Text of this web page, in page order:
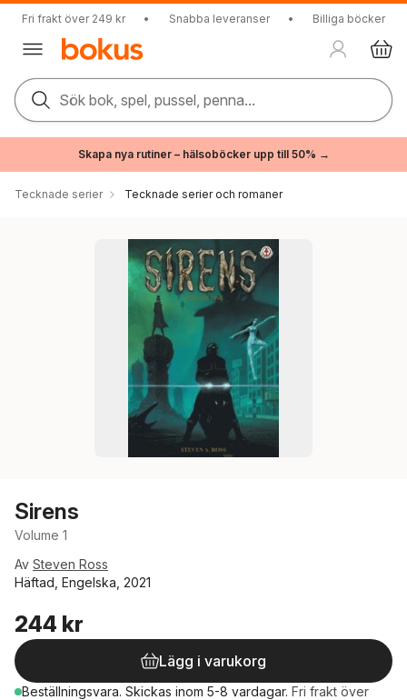
Fri frakt över 249 kr • Snabba leveranser • Billiga böcker
Sök bok, spel, pussel, penna...
Skapa nya rutiner – hälsoböcker upp till 50% →
Tecknade serier Tecknade serier och romaner
Sirens
Volume 1
Av Steven Ross
Häftad, Engelska, 2021
244 kr
Lägg i varukorg
Beställningsvara. Skickas inom 5-8 vardagar. Fri frakt över